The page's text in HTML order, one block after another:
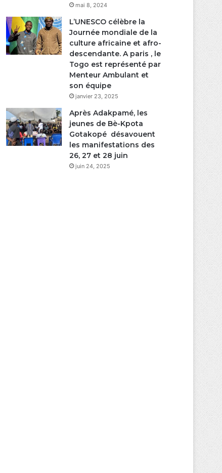
mai 8, 2024
L’UNESCO célèbre la
Journée mondiale de la
culture africaine et afro-
descendante. A paris , le
Togo est représenté par
Menteur Ambulant et
son équipe
janvier 23, 2025
Après Adakpamé, les
jeunes de Bè-Kpota
Gotakopé désavouent
les manifestations des
26, 27 et 28 juin
juin 24, 2025